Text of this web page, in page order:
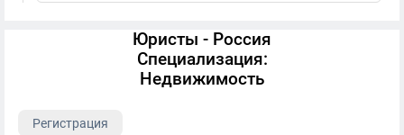
Юристы - Россия
Специализация:
Недвижимость
Регистрация